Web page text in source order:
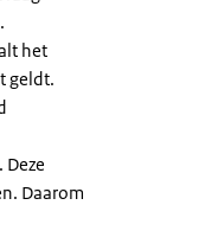
het
geldt.
Daarom